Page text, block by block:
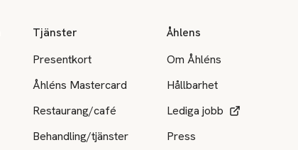
Tjänster
Presentkort
Åhléns Mastercard
Restaurang/café
Behandling/tjänster
Åhlens
Om Åhléns
Hållbarhet
Lediga jobb
Press